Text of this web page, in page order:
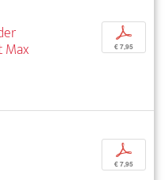
Max
p
€ 7,95
p
€ 7,95